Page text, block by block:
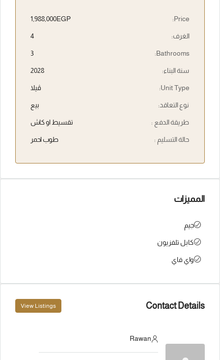
Price:
1,988,000EGP
الغرف: 4
Bathrooms:
3
سنة البناء: 2028
Unit Type: ڤيلا
نوع التعاقد: بيع
طريقة الدفع : تقسيط او كاش
حالة التسليم : طوب احمر
المميزات
جيم
كابل تلفزيون
واي فاي
Contact Details
View Listings
Rawan